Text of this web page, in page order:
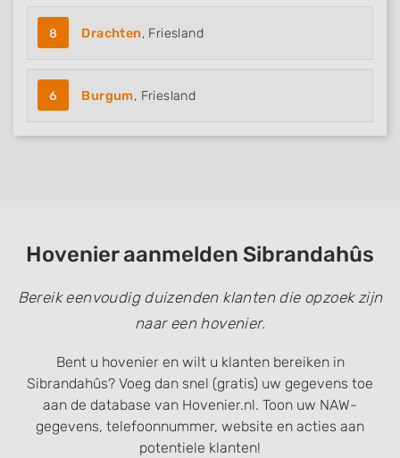
8 Drachten, Friesland
6 Burgum, Friesland
Hovenier aanmelden Sibrandahûs
Bereik eenvoudig duizenden klanten die opzoek zijn
naar een hovenier.
Bent u hovenier en wilt u klanten bereiken in
Sibrandahûs? Voeg dan snel (gratis) uw gegevens toe
aan de database van Hovenier.nl. Toon uw NAW-
gegevens, telefoonnummer, website en acties aan
potentiele klanten!